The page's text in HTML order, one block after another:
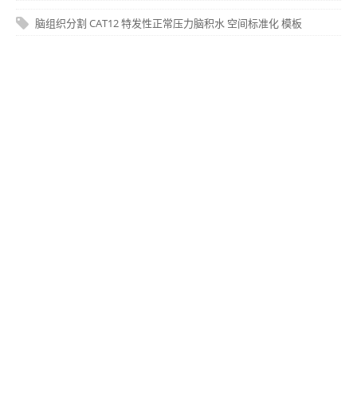
脑组织分割 CAT12特发性正常压力脑积水 空间标准化模板